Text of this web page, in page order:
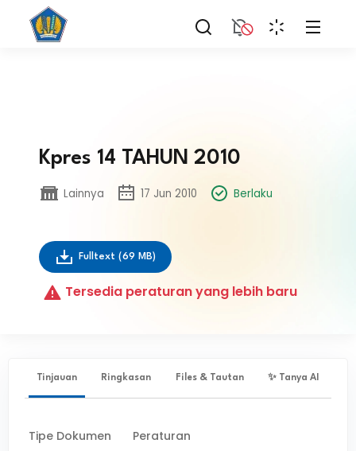
Kpres 14 TAHUN 2010
Lainnya 17 Jun 2010 Berlaku
Fulltext (69 MB)
Tersedia peraturan yang lebih baru
Tinjauan Ringkasan Files & Tautan ✨ Tanya AI
Tipe Dokumen Peraturan